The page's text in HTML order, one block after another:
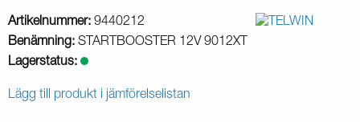
Artikelnummer: 9440212
Benämning: STARTBOOSTER 12V 9012XT
Lagerstatus:
Lägg till produkt i jämförelselistan